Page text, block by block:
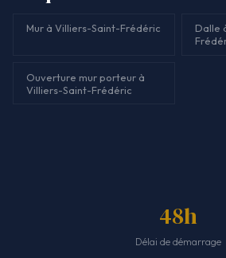
Mur à Villiers-Saint-Frédéric
Dalle
Ouverture mur porteur à
Villiers-Saint-Frédéric
48h
Délai de démarrage